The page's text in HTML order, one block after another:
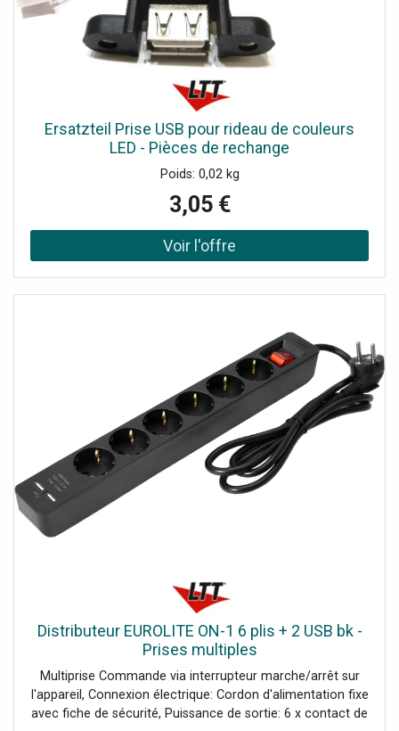
œil constant sur les appareils qui demeurent allumés ou
éteints. C'est un excellent moyen pour rester vigilant quant
à votre consommation d'électricité car cette
fonctionnalité vous permet d'effectuer des économies
d'énergie. GÉREZ VOS APPAREILS AVEC VOTRE VOIX
Automatisez la gestion de vos équipements électriques
avec cette prise intelligente. Grâce à la commande vocale
intégrée, vous pouvez interagir avec vos objets connectés
à l'aide de votre assistant vocal intelligent (Amazon Alexa
et Google Home). Il vous suffit de formuler clairement et
distinctement votre demande à haute voix. Plus besoin de
recourir à des installations complexes et manuelles ! Ce
lot de deux prises transformera votre domicile en maison
intelligente !
Ersatzteil Prise USB pour rideau de couleurs
LED - Pièces de rechange
Poids: 0,02 kg
3,05 €
Distributeur EUROLITE ON-1 6 plis + 2 USB bk -
Prises multiples
Multiprise Commande via interrupteur marche/arrêt sur
l'appareil, Connexion électrique: Cordon d'alimentation fixe
avec fiche de sécurité, Puissance de sortie: 6 x contact de